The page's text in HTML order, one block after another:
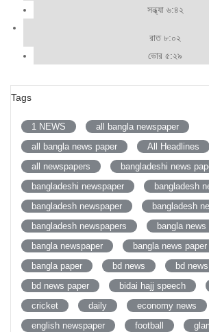
সন্ধ্যা ৬:৪২
রাত ৮:০২
ভোর ৫:২৯
Tags
1 NEWS
all bangla newspaper
all bangla news paper
All Headlines
all newspapers
bangladeshi news
bangladeshi newspaper
bangladesh
bangladesh newspaper
bangladesh
bangladesh newspapers
bangla news
bangla newspaper
bangla news paper
bangla paper
bd news
bd
bd news paper
bidai hajj speech
cricket
daily
economy news
english newspaper
football